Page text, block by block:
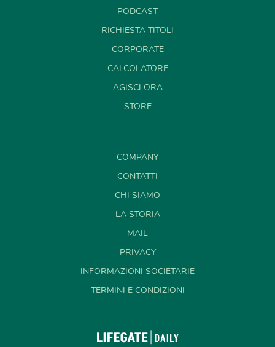
PODCAST
RICHIESTA TITOLI
CORPORATE
CALCOLATORE
AGISCI ORA
STORE
COMPANY
CONTATTI
CHI SIAMO
LA STORIA
MAIL
PRIVACY
INFORMAZIONI SOCIETARIE
TERMINI E CONDIZIONI